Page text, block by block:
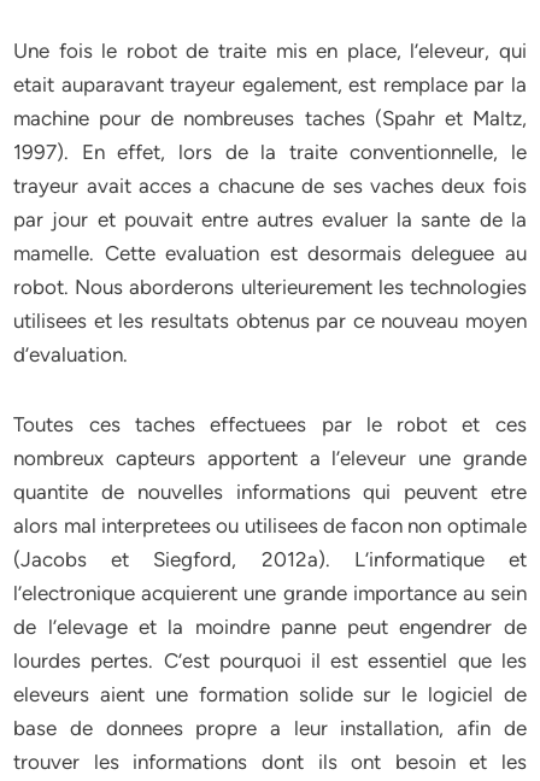
Une fois le robot de traite mis en place, l’eleveur, qui
etait auparavant trayeur egalement, est remplace par la
machine pour de nombreuses taches (Spahr et Maltz,
1997). En effet, lors de la traite conventionnelle, le
trayeur avait acces a chacune de ses vaches deux fois
par jour et pouvait entre autres evaluer la sante de la
mamelle. Cette evaluation est desormais deleguee au
robot. Nous aborderons ulterieurement les technologies
utilisees et les resultats obtenus par ce nouveau moyen
d’evaluation.
Toutes ces taches effectuees par le robot et ces
nombreux capteurs apportent a l’eleveur une grande
quantite de nouvelles informations qui peuvent etre
alors mal interpretees ou utilisees de facon non optimale
(Jacobs et Siegford, 2012a). L’informatique et
l’electronique acquierent une grande importance au sein
de l’elevage et la moindre panne peut engendrer de
lourdes pertes. C’est pourquoi il est essentiel que les
eleveurs aient une formation solide sur le logiciel de
base de donnees propre a leur installation, afin de
trouver les informations dont ils ont besoin et les